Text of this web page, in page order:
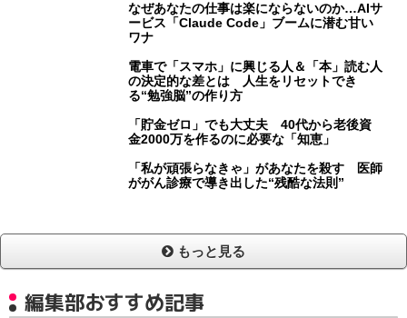
なぜあなたの仕事は楽にならないのか…AIサ
ービス「Claude Code」ブームに潜む甘い
ワナ
電車で「スマホ」に興じる人＆「本」読む人
の決定的な差とは 人生をリセットでき
る“勉強脳”の作り方
「貯金ゼロ」でも大丈夫 40代から老後資
金2000万を作るのに必要な「知恵」
「私が頑張らなきゃ」があなたを殺す 医師
ががん診療で導き出した“残酷な法則”
もっと見る
編集部おすすめ記事